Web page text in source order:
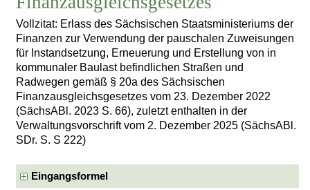
Vollzitat: Erlass des Sächsischen Staatsministeriums der
Finanzen zur Verwendung der pauschalen Zuweisungen
für Instandsetzung, Erneuerung und Erstellung von in
kommunaler Baulast befindlichen Straßen und
Radwegen gemäß § 20a des Sächsischen
Finanzausgleichsgesetzes vom 23. Dezember 2022
(SächsABl. 2023 S. 66), zuletzt enthalten in der
Verwaltungsvorschrift vom 2. Dezember 2025 (SächsABl.
SDr. S. S 222)
Eingangsformel